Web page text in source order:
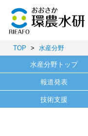
TOP > 水産分野
水産分野トップ
報道発表
技術支援